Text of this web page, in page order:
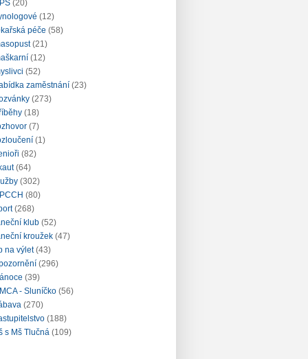
(20)
(12)
péče (58)
(21)
(12)
(52)
zaměstnání (23)
(273)
(18)
(7)
(1)
(82)
(64)
(302)
(80)
(268)
klub (52)
kroužek (47)
na výlet (43)
(296)
(39)
- Sluníčko (56)
(270)
(188)
s Mš Tlučná (109)